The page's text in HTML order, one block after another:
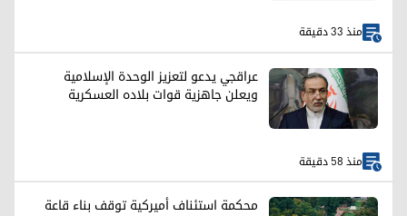
منذ 33 دقيقة
عراقجي يدعو لتعزيز الوحدة الإسلامية
ويعلن جاهزية قوات بلاده العسكرية
منذ 58 دقيقة
محكمة استئناف أميركية توقف بناء قاعة